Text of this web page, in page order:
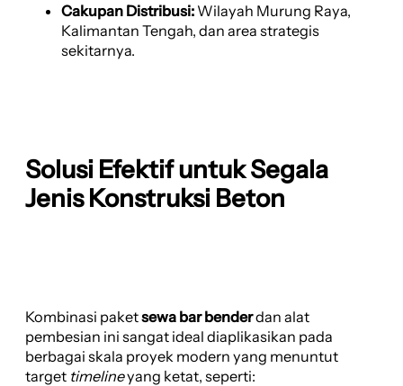
Cakupan Distribusi: Wilayah Murung Raya,
Kalimantan Tengah, dan area strategis
sekitarnya.
Solusi Efektif untuk Segala
Jenis Konstruksi Beton
Kombinasi paketsewa bar benderdan alat
pembesian ini sangat ideal diaplikasikan pada
berbagai skala proyek modern yang menuntut
target timelineyang ketat, seperti: